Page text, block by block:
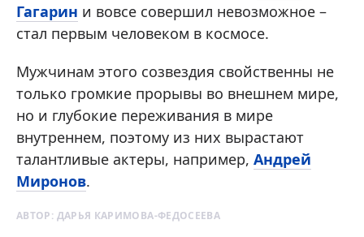
Гагарин и вовсе совершил невозможное –
стал первым человеком в космосе.
Мужчинам этого созвездия свойственны не
только громкие прорывы во внешнем мире,
но и глубокие переживания в мире
внутреннем, поэтому из них вырастают
талантливые актеры, например, Андрей
Миронов.
АВТОР: ДАРЬЯ КАРИМОВА-ФЕДОСЕЕВА